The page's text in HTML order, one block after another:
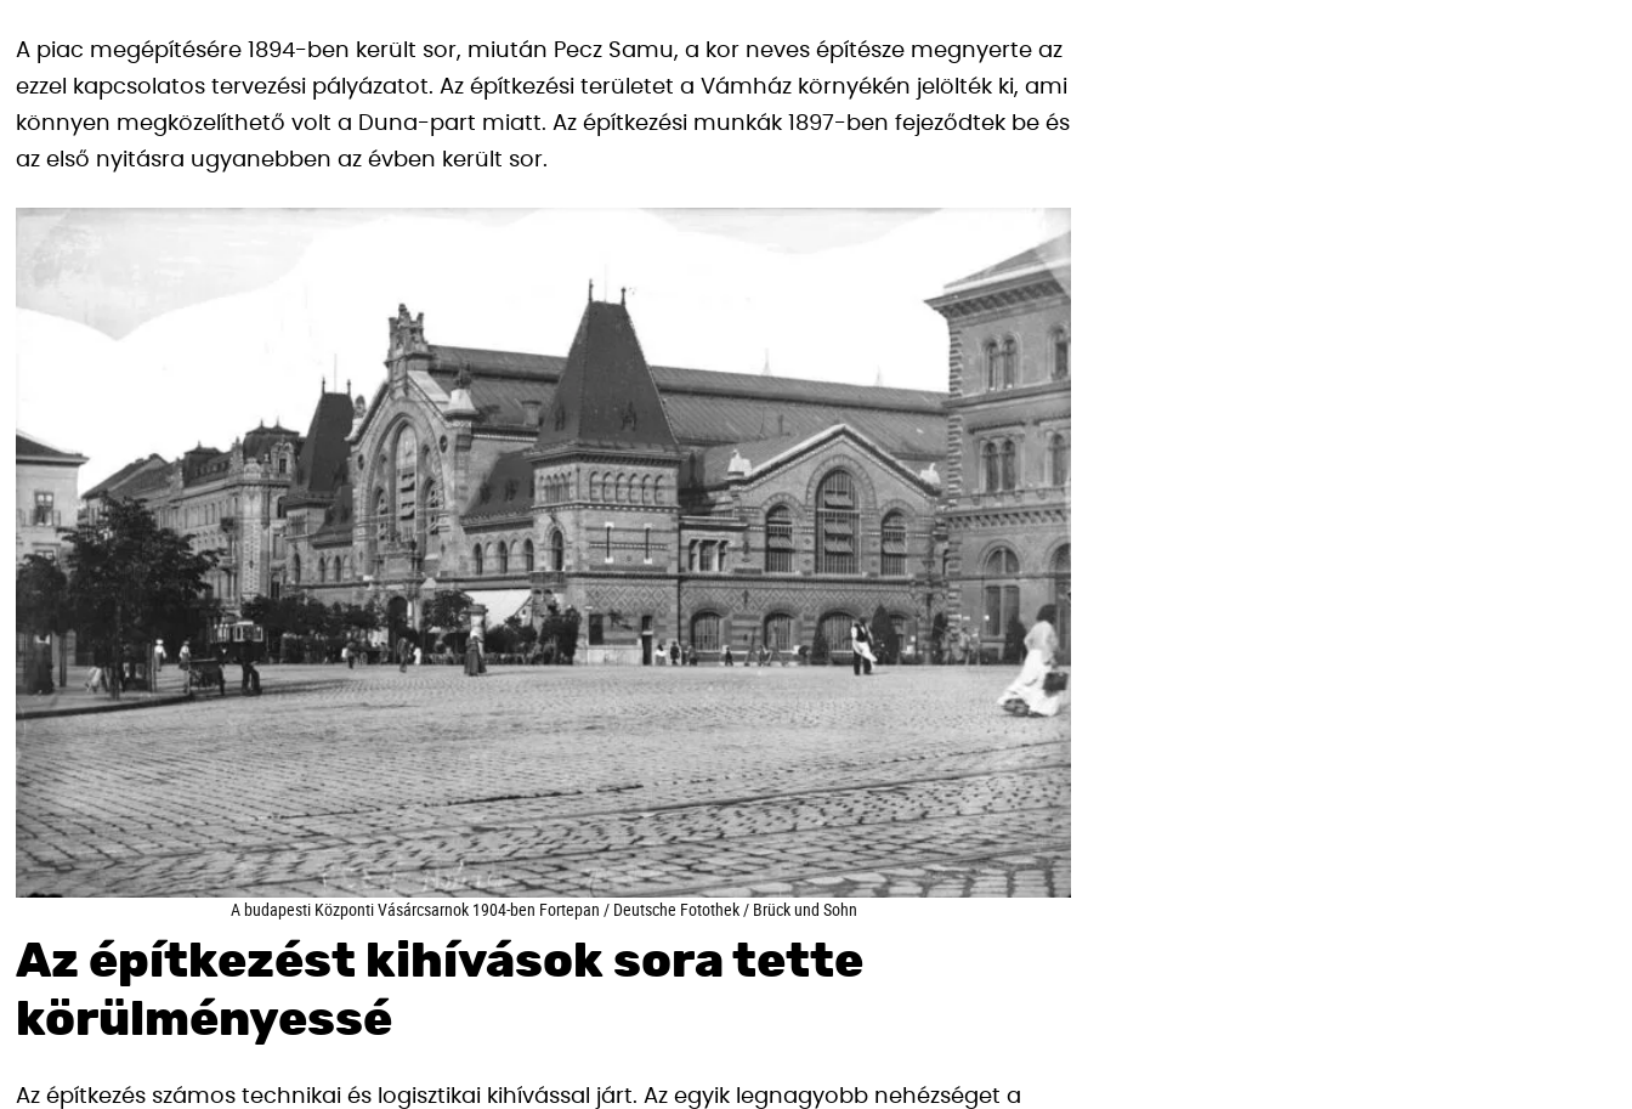
A piac megépítésére 1894-ben került sor, miután Pecz Samu, a kor neves építésze megnyerte az
ezzel kapcsolatos tervezési pályázatot. Az építkezési területet a Vámház környékén jelölték ki, ami
könnyen megközelíthető volt a Duna-part miatt. Az építkezési munkák 1897-ben fejeződtek be és
az első nyitásra ugyanebben az évben került sor.
A budapesti Központi Vásárcsarnok 1904-ben Fortepan / Deutsche Fotothek / Brück und Sohn
Az építkezést kihívások sora tette
körülményessé
Az építkezés számos technikai és logisztikai kihívással járt. Az egyik legnagyobb nehézséget a